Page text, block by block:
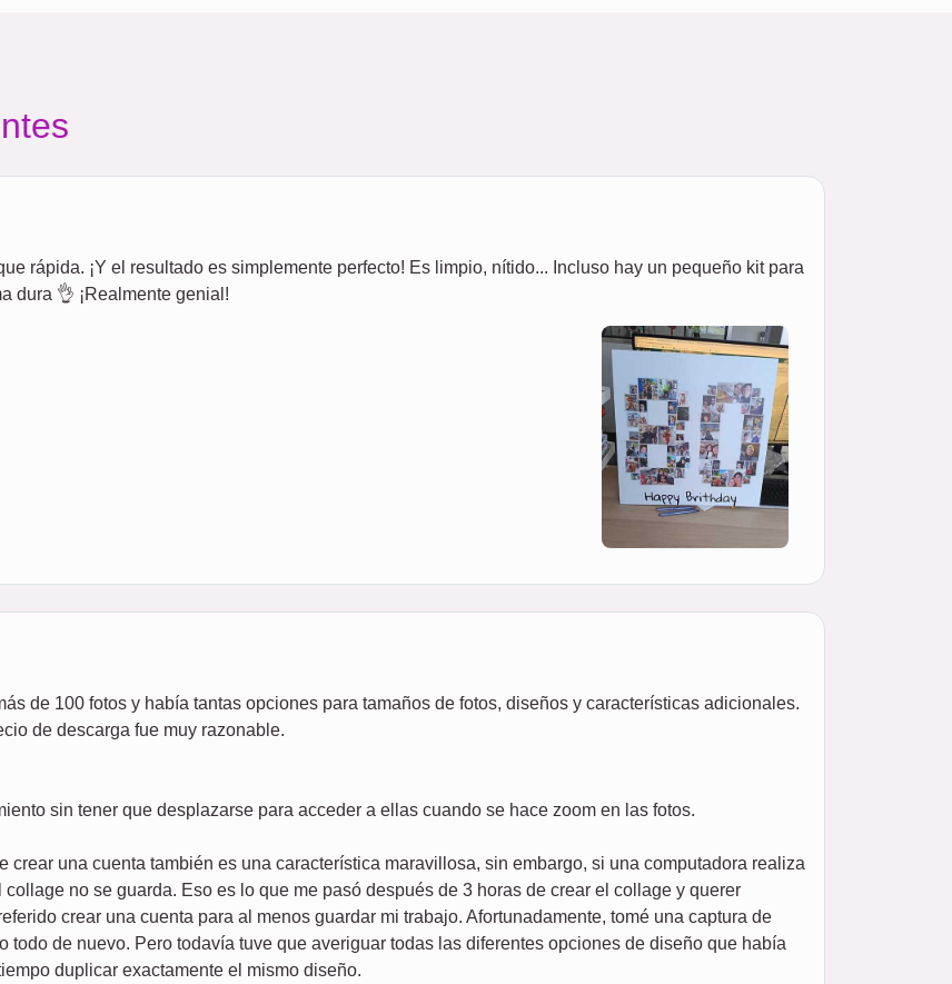
rápida. ¡Y el resultado es simplemente perfecto! Es limpio, nítido... Incluso hay un pequeño kit para
dura 👌 ¡Realmente genial!
de 100 fotos y había tantas opciones para tamaños de fotos, diseños y características adicionales.
de descarga fue muy razonable.
sin tener que desplazarse para acceder a ellas cuando se hace zoom en las fotos.
crear una cuenta también es una característica maravillosa, sin embargo, si una computadora realiza
no se guarda. Eso es lo que me pasó después de 3 horas de crear el collage y querer
crear una cuenta para al menos guardar mi trabajo. Afortunadamente, tomé una captura de
todo de nuevo. Pero todavía tuve que averiguar todas las diferentes opciones de diseño que había
duplicar exactamente el mismo diseño.